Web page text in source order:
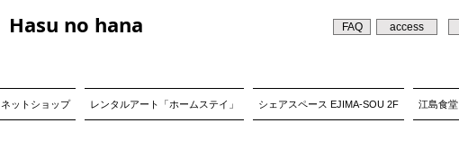
Hasu no hana FAQ access
ネットショップ レンタルアート「ホームステイ」 シェアスペース EJIMA-SOU 2F 江島食堂